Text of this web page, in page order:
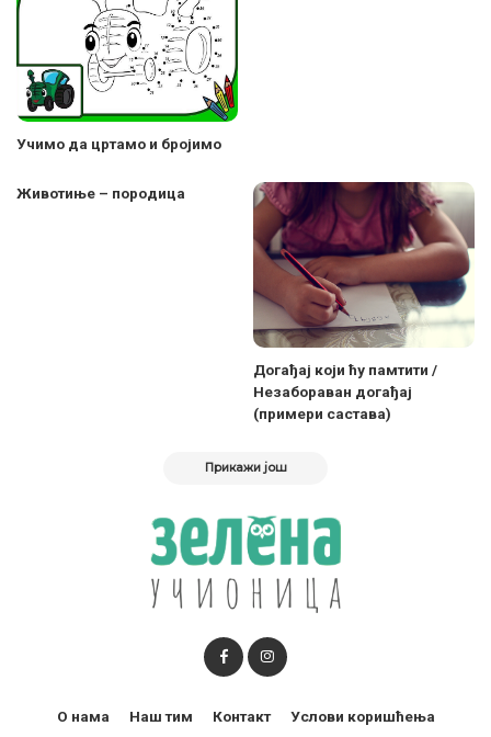
Учимо да цртамо и бројимо
Животиње – породица
Догађај који ћу памтити /
Незабораван догађај
(примери састава)
Прикажи још
О нама Наш тим Контакт Услови коришћења